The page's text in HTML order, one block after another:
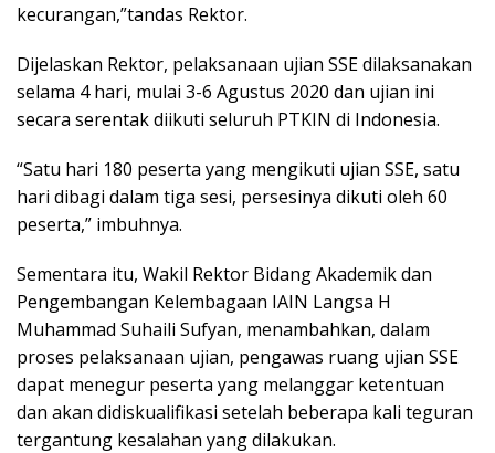
kecurangan,”tandas Rektor.
Dijelaskan Rektor, pelaksanaan ujian SSE dilaksanakan
selama 4 hari, mulai 3-6 Agustus 2020 dan ujian ini
secara serentak diikuti seluruh PTKIN di Indonesia.
“Satu hari 180 peserta yang mengikuti ujian SSE, satu
hari dibagi dalam tiga sesi, persesinya dikuti oleh 60
peserta,” imbuhnya.
Sementara itu, Wakil Rektor Bidang Akademik dan
Pengembangan Kelembagaan IAIN Langsa H
Muhammad Suhaili Sufyan, menambahkan, dalam
proses pelaksanaan ujian, pengawas ruang ujian SSE
dapat menegur peserta yang melanggar ketentuan
dan akan didiskualifikasi setelah beberapa kali teguran
tergantung kesalahan yang dilakukan.